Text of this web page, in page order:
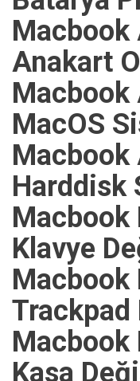
Anakart
MacOS
Harddisk
Macbook
Klavye
Macbook
Trackpad
Macbook
Kasa